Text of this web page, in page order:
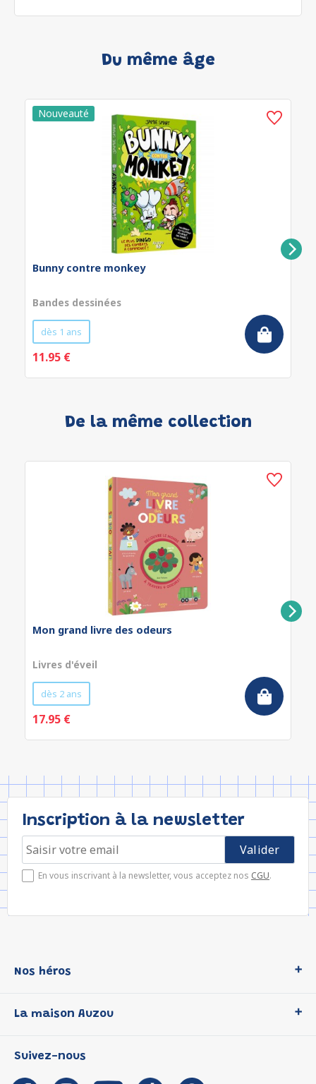
Du même âge
Bunny contre monkey
Bandes dessinées
dès 1 ans
11.95 €
De la même collection
Mon grand livre des odeurs
Livres d'éveil
dès 2 ans
17.95 €
Inscription à la newsletter
En vous inscrivant à la newsletter, vous acceptez nos CGU.
Nos héros
P'tit Loup
Les Influenceuses
La maison Auzou
Notre histoire
Suivez-nous